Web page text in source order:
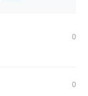
0
0